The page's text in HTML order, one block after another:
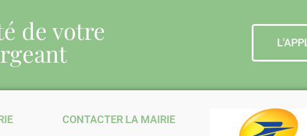
de votre
CONTACTER LA MAIRIE